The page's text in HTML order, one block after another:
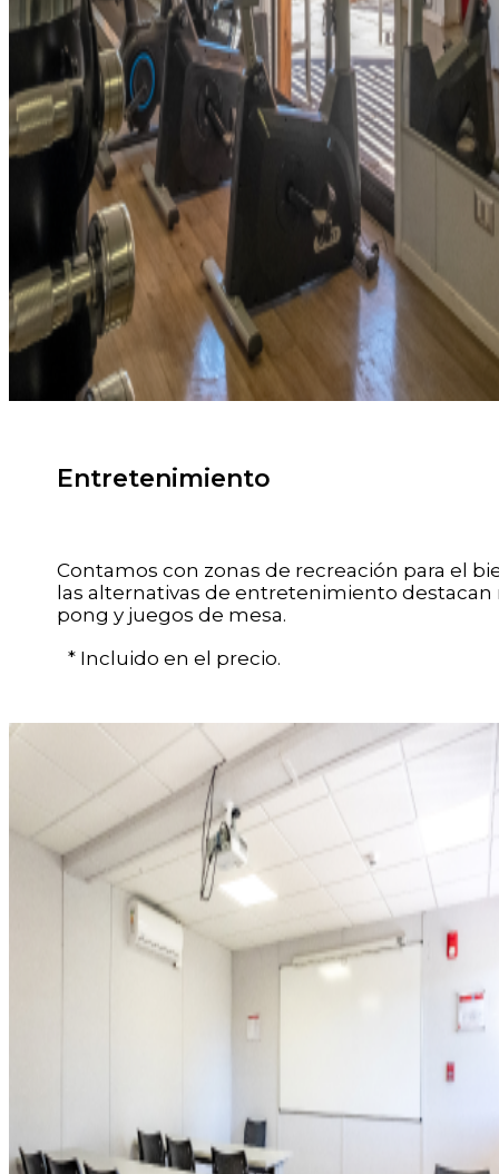
Entretenimiento
Contamos con zonas de recreación para el
las alternativas de entretenimiento destacan
pong y juegos de mesa.
* Incluido en el precio.